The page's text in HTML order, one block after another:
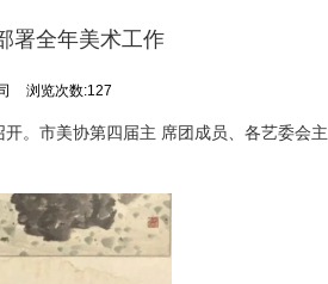
署全年美术工作
浏览次数:127
。市美协第四届主 席团成员、各艺委会主